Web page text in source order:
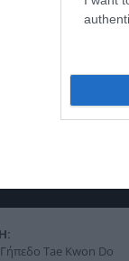
Tae Kwon Do